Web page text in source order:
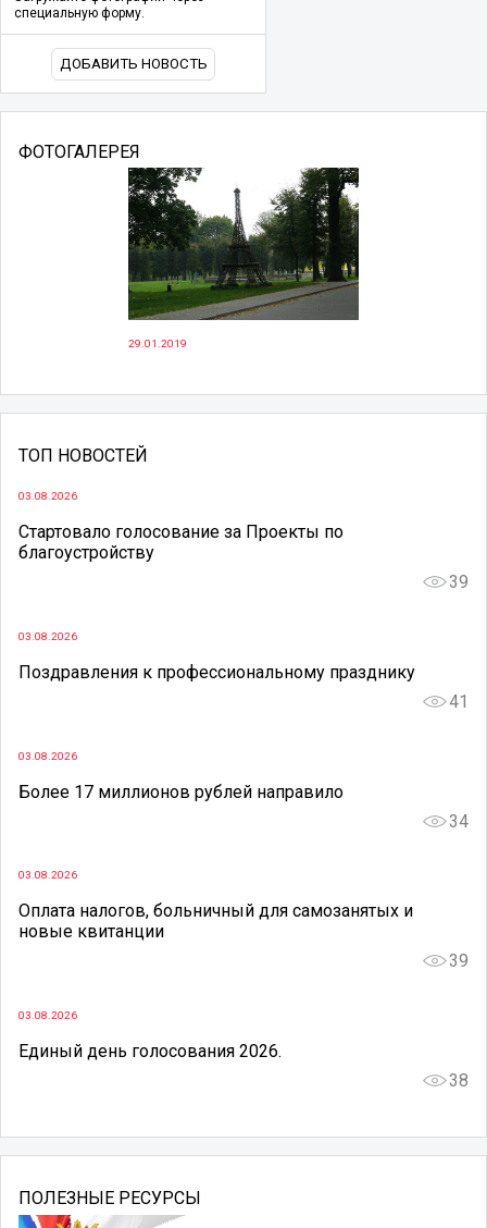
специальную форму.
ДОБАВИТЬ НОВОСТЬ
ФОТОГАЛЕРЕЯ
29.01.2019
ТОП НОВОСТЕЙ
03.08.2026
Стартовало голосование за Проекты по
благоустройству
39
03.08.2026
Поздравления к профессиональному празднику
41
03.08.2026
Более 17 миллионов рублей направило
34
03.08.2026
Оплата налогов, больничный для самозанятых и
новые квитанции
39
03.08.2026
Единый день голосования 2026.
38
ПОЛЕЗНЫЕ РЕСУРСЫ